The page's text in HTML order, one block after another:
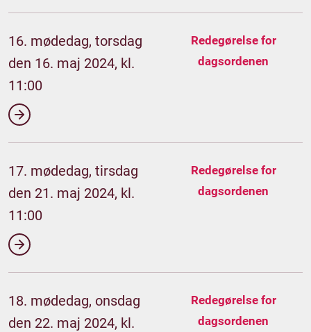
16. mødedag, torsdag
den 16. maj 2024, kl.
11:00
Redegørelse for
dagsordenen
17. mødedag, tirsdag
den 21. maj 2024, kl.
11:00
Redegørelse for
dagsordenen
18. mødedag, onsdag
den 22. maj 2024, kl.
Redegørelse for
dagsordenen